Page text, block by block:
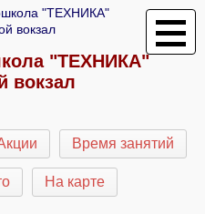
"ТЕХНИКА"
вокзал
"ТЕХНИКА"
вокзал
Время занятий
На карте